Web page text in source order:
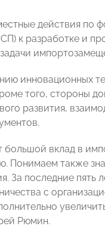
действия по
к разработке и
инновационных
того, стороны
развития,
вклад в
Понимаем также
За последние пять
с
Рюмин.